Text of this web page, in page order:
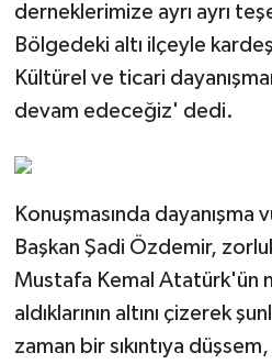
derneklerimize ayrı ayrı
Bölgedeki altı ilçeyle
Kültürel ve ticari
devam edeceğiz' dedi.
Konuşmasında dayanışma
Başkan Şadi Özdemir,
Mustafa Kemal Atatürk'ün
aldıklarının altını çizerek
zaman bir sıkıntıya